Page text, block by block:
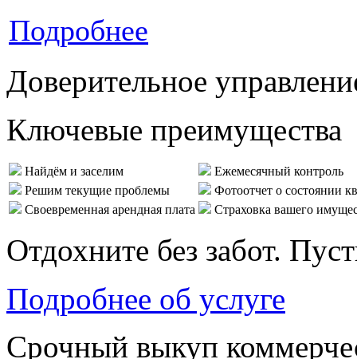
Подробнее
Доверительное
Ключевые преимущества
Найдём и заселим
Ежемесячный контроль
Решим текущие проблемы
Фотоотчет о состоянии
Своевременная арендная плата
Страховка вашего
Отдохните без забот.
Подробнее об услуге
Срочный выкуп